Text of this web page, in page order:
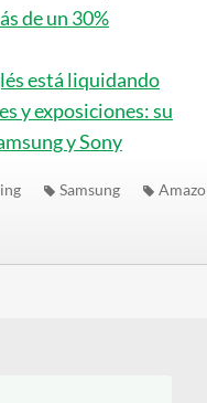
de un 30%
está liquidando
y exposiciones: su
y Sony
Samsung